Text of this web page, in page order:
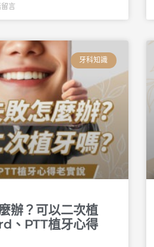
言
牙科知識
辦？可以二次植
、PTT植牙心得